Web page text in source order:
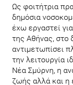
Ως φοιτήτρια
δημόσια
έχω εργαστεί
της Αθήνας, στο
αντιμετωπίσει
την λειτουργία
Νέα Σμύρνη, η
ζωής αλλά και η